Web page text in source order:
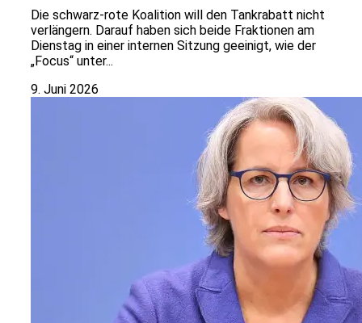
Die schwarz-rote Koalition will den Tankrabatt nicht
verlängern. Darauf haben sich beide Fraktionen am
Dienstag in einer internen Sitzung geeinigt, wie der
„Focus“ unter...
9. Juni 2026